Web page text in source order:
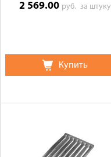
2 569.00 руб.за штуку
Купить